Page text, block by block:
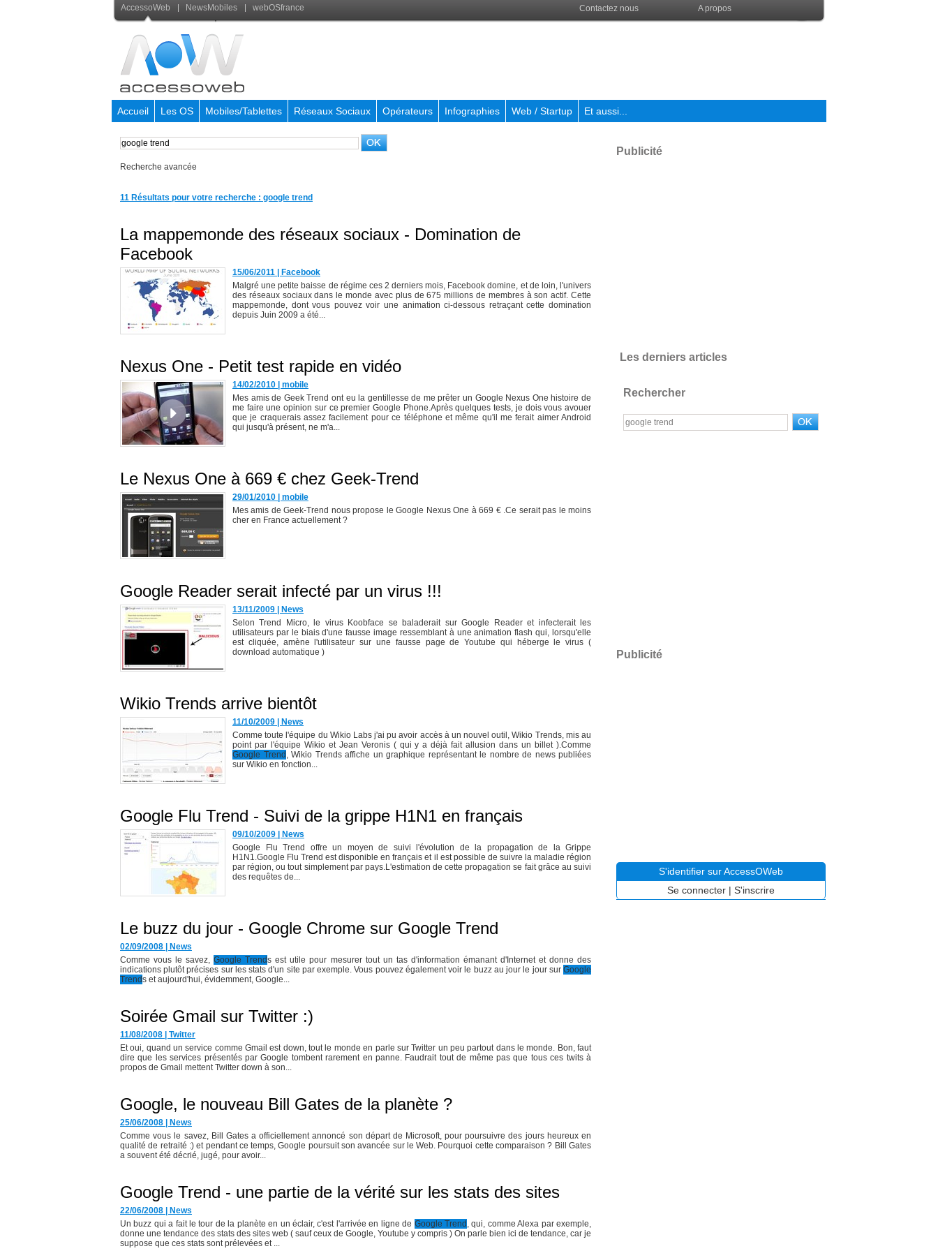
AccessoWeb NewsMobiles webOSfrance Contactez nous A propos
Accueil Les OS Mobiles/Tablettes Réseaux Sociaux Opérateurs Infographies Web / Startup Et aussi...
Recherche avancée
11 Résultats pour votre recherche : google trend
La mappemonde des réseaux sociaux - Domination de
Facebook
15/06/2011
Facebook
Malgré une petite baisse de régime ces 2 derniers mois, Facebook domine, et de loin, l'univers
des réseaux sociaux dans le monde avec plus de 675 millions de membres à son actif. Cette
mappemonde, dont vous pouvez voir une animation ci-dessous retraçant cette domination
depuis Juin 2009 a été...
Nexus One - Petit test rapide en vidéo
14/02/2010
mobile
Mes amis de Geek Trend ont eu la gentillesse de me prêter un Google Nexus One histoire de
me faire une opinion sur ce premier Google Phone.Après quelques tests, je dois vous avouer
que je craquerais assez facilement pour ce téléphone et même qu'il me ferait aimer Android
qui jusqu'à présent, ne m'a...
Le Nexus One à 669 € chez Geek-Trend
29/01/2010
mobile
Mes amis de Geek-Trend nous propose le Google Nexus One à 669 € .Ce serait pas le moins
cher en France actuellement ?
Google Reader serait infecté par un virus !!!
13/11/2009
News
Selon Trend Micro, le virus Koobface se baladerait sur Google Reader et infecterait les
utilisateurs par le biais d'une fausse image ressemblant à une animation flash qui, lorsqu'elle
est cliquée, amène l'utilisateur sur une fausse page de Youtube qui héberge le virus (
download automatique )
Wikio Trends arrive bientôt
11/10/2009
News
Comme toute l'équipe du Wikio Labs j'ai pu avoir accès à un nouvel outil, Wikio Trends, mis au
point par l'équipe Wikio et Jean Veronis ( qui y a déjà fait allusion dans un billet ).Comme
Google Trend , Wikio Trends affiche un graphique représentant le nombre de news publiées
sur Wikio en fonction...
Google Flu Trend - Suivi de la grippe H1N1 en français
09/10/2009
News
Google Flu Trend offre un moyen de suivi l'évolution de la propagation de la Grippe
H1N1.Google Flu Trend est disponible en français et il est possible de suivre la maladie région
par région, ou tout simplement par pays.L'estimation de cette propagation se fait grâce au suivi
des requêtes de...
Le buzz du jour - Google Chrome sur Google Trend
02/09/2008
News
Comme vous le savez,Google Trends est utile pour mesurer tout un tas d'information émanant d'Internet et donne des
indications plutôt précises sur les stats d'un site par exemple. Vous pouvez également voir le buzz au jour le jour sur Google
Trends et aujourd'hui, évidemment, Google...
Soirée Gmail sur Twitter :)
11/08/2008
Twitter
Et oui, quand un service comme Gmail est down, tout le monde en parle sur Twitter un peu partout dans le monde. Bon, faut
dire que les services présentés par Google tombent rarement en panne. Faudrait tout de même pas que tous ces twits à
propos de Gmail mettent Twitter down à son...
Google, le nouveau Bill Gates de la planète ?
25/06/2008
News
Comme vous le savez, Bill Gates a officiellement annoncé son départ de Microsoft, pour poursuivre des jours heureux en
qualité de retraité :) et pendant ce temps, Google poursuit son avancée sur le Web. Pourquoi cette comparaison ? Bill Gates
a souvent été décrié, jugé, pour avoir...
Google Trend - une partie de la vérité sur les stats des sites
22/06/2008
News
Un buzz qui a fait le tour de la planète en un éclair, c'est l'arrivée en ligne de Google Trend , qui, comme Alexa par exemple,
donne une tendance des stats des sites web ( sauf ceux de Google, Youtube y compris ) On parle bien ici de tendance, car je
suppose que ces stats sont prélevées et ...
Publicité
Les derniers articles
Rechercher
Publicité
S'identifier sur AccessOWeb
Se connecter | S'inscrire